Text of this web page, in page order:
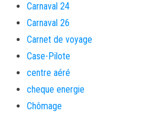
Carnaval 24
Carnaval 26
Carnet de voyage
Case-Pilote
centre aéré
cheque energie
Chômage